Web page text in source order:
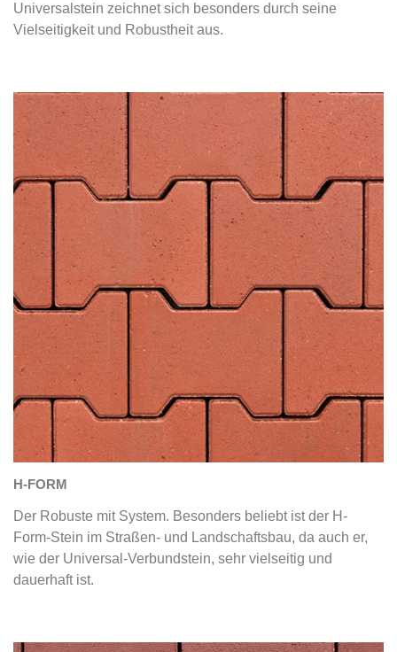
Universalstein zeichnet sich besonders durch seine
Vielseitigkeit und Robustheit aus.
H-FORM
Der Robuste mit System. Besonders beliebt ist der H-
Form-Stein im Straßen- und Landschaftsbau, da auch er,
wie der Universal-Verbundstein, sehr vielseitig und
dauerhaft ist.